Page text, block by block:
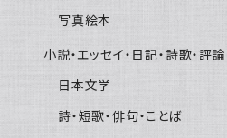
写真絵本
小説・エッセイ・日記・詩歌・評論
日本文学
詩・短歌・俳句・ことば